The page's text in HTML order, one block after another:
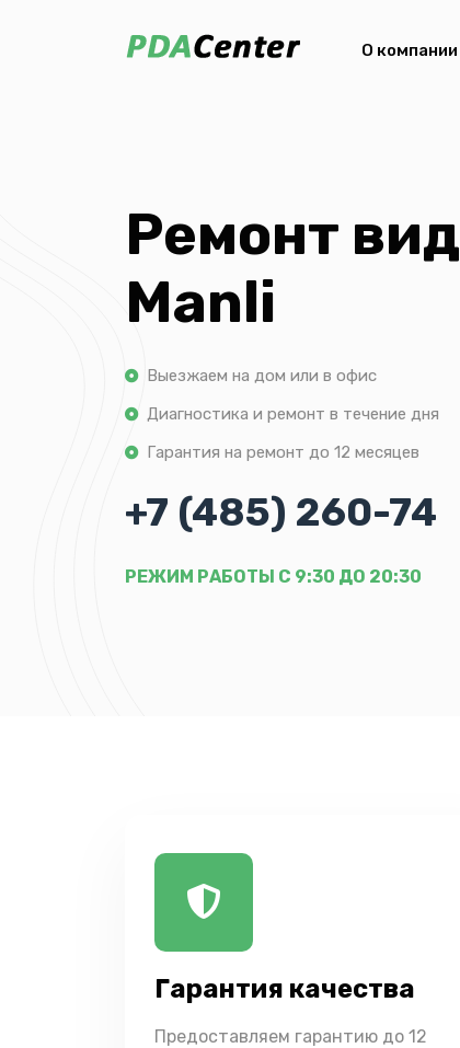
О компании
Ремонт
Manli
Выезжаем на дом или в офис
Диагностика и ремонт в течение дня
Гарантия на ремонт до 12 месяцев
+7 (485) 260-74
РЕЖИМ РАБОТЫ С 9:30 ДО 20:30
Гарантия качества
Предоставляем гарантию до 12